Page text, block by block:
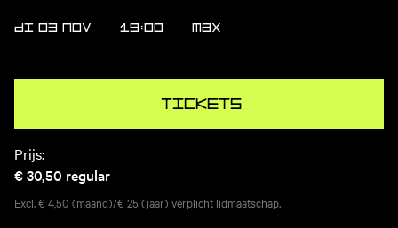
DI 03 NOV 19:00 MAX
Tickets
Prijs:
€ 30,50 regular
Excl. € 4,50 (maand)/€ 25 (jaar) verplicht lidmaatschap.